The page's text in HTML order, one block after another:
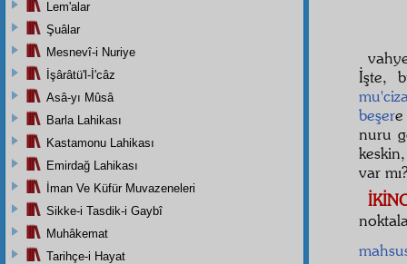
İşte,
beşer
nuru
var
Lem'alar
Şuâlar
Mesnevî-i Nuriye
İşârâtü'l-İ'câz
Asâ-yı Mûsâ
Barla Lahikası
Kastamonu Lahikası
Emirdağ Lahikası
İman Ve Küfür Muvazeneleri
Sikke-i Tasdik-i Gaybî
Muhâkemat
Tarihçe-i Hayat